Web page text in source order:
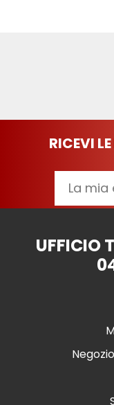
RICEVI
UFFICIO